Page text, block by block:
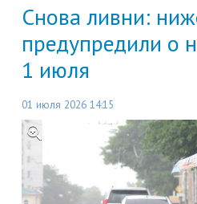
Снова ливни:
предупредили о
1 июля
01 июля 2026 14:15